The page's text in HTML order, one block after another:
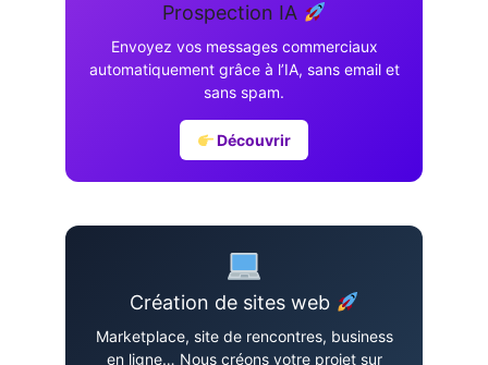
Prospection IA
Envoyez vos messages commerciaux
automatiquement grâce à l’IA, sans email et
sans spam.
Découvrir
Création de sites web
Marketplace, site de rencontres, business
en ligne… Nous créons votre projet sur